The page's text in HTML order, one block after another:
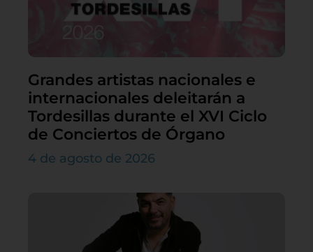
Grandes artistas nacionales e
internacionales deleitarán a
Tordesillas durante el XVI Ciclo
de Conciertos de Órgano
4 de agosto de 2026